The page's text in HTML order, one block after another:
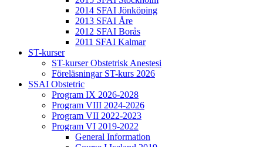
2014 SFAI Jönköping
2013 SFAI Åre
2012 SFAI Borås
2011 SFAI Kalmar
ST-kurser
ST-kurser Obstetrisk Anestesi
Föreläsningar ST-kurs 2026
SSAI Obstetric
Program IX 2026-2028
Program VIII 2024-2026
Program VII 2022-2023
Program VI 2019-2022
General Information